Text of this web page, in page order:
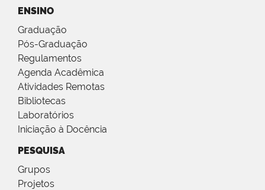
ENSINO
Graduação
Pós-Graduação
Regulamentos
Agenda Acadêmica
Atividades Remotas
Bibliotecas
Laboratórios
Iniciação à Docência
PESQUISA
Grupos
Projetos